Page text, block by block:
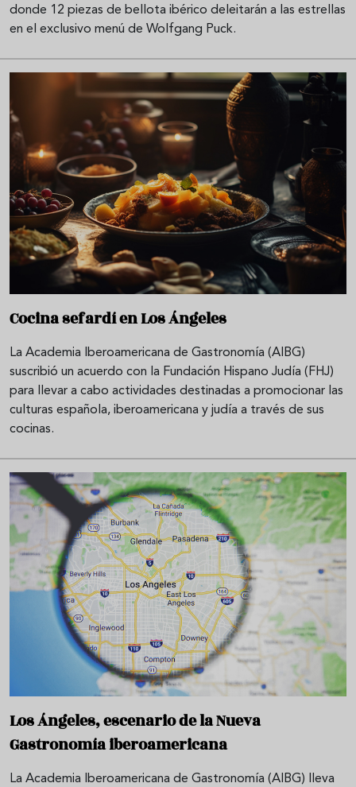
donde 12 piezas de bellota ibérico deleitarán a las estrellas
en el exclusivo menú de Wolfgang Puck.
Cocina sefardí en Los Ángeles
La Academia Iberoamericana de Gastronomía (AIBG)
suscribió un acuerdo con la Fundación Hispano Judía (FHJ)
para llevar a cabo actividades destinadas a promocionar las
culturas española, iberoamericana y judía a través de sus
cocinas.
Los Ángeles, escenario de la Nueva
Gastronomía iberoamericana
La Academia Iberoamericana de Gastronomía (AIBG) lleva